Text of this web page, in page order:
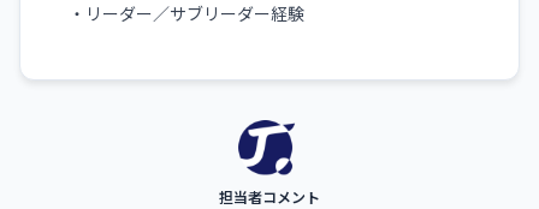
・リーダー／サブリーダー経験